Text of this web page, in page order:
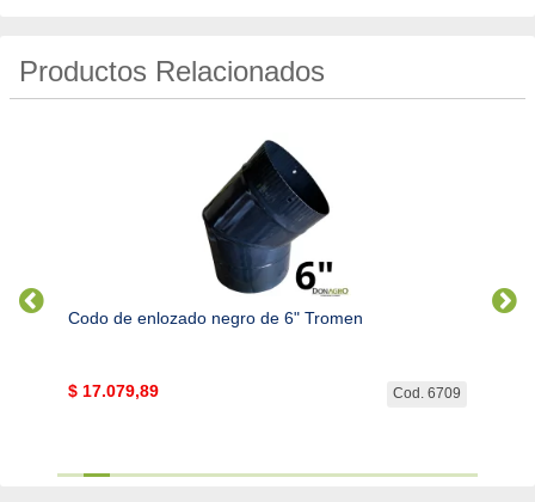
Productos Relacionados
Codo de enlozado negro de 6" Tromen
Cod. 6709
$ 17.079,89